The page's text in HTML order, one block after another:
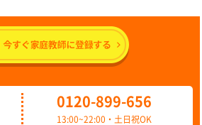
0120-899-656
13:00~22:00・土日祝OK